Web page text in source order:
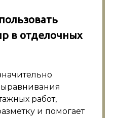
в отделочных
работ,
и помогает